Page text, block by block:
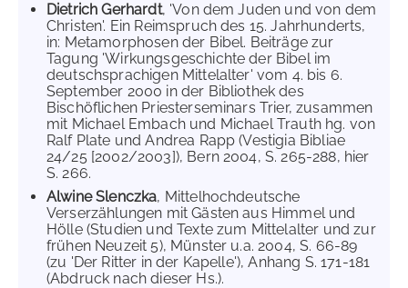
Dietrich Gerhardt, 'Von dem Juden und von dem
Christen'. Ein Reimspruch des 15. Jahrhunderts,
in: Metamorphosen der Bibel. Beiträge zur
Tagung 'Wirkungsgeschichte der Bibel im
deutschsprachigen Mittelalter' vom 4. bis 6.
September 2000 in der Bibliothek des
Bischöflichen Priesterseminars Trier, zusammen
mit Michael Embach und Michael Trauth hg. von
Ralf Plate und Andrea Rapp (Vestigia Bibliae
24/25 [2002/2003]), Bern 2004, S. 265-288, hier
S. 266.
Alwine Slenczka, Mittelhochdeutsche
Verserzählungen mit Gästen aus Himmel und
Hölle (Studien und Texte zum Mittelalter und zur
frühen Neuzeit 5), Münster u.a. 2004, S. 66-89
(zu 'Der Ritter in der Kapelle'), Anhang S. 171-181
(Abdruck nach dieser Hs.).